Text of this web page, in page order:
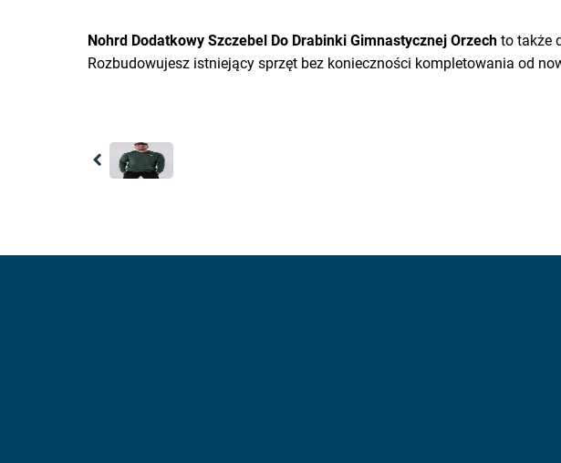
Nohrd Dodatkowy Szczebel Do Drabinki Gimnastycznej Orzech to także
Rozbudowujesz istniejący sprzęt bez konieczności kompletowania od